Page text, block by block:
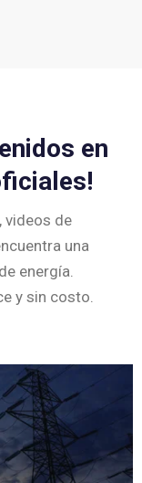
en
videos de
una
energía.
y sin costo.